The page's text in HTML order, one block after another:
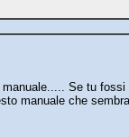
Se tu
manuale che